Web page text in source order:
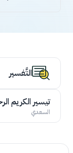
التَّفسير
تيسير الكريم
السعدي